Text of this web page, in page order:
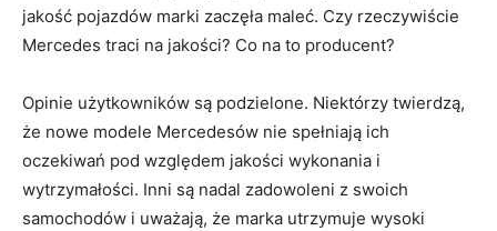
jakość pojazdów marki zaczęła ⁣maleć. Czy⁢ rzeczywiście
Mercedes traci na jakości? Co na⁤ to producent?
Opinie⁤ użytkowników są ⁣podzielone.⁤ Niektórzy twierdzą,
że nowe modele‌ Mercedesów nie spełniają ich
oczekiwań ⁢pod względem jakości​ wykonania i
wytrzymałości. Inni są nadal zadowoleni z‍ swoich
samochodów i uważają, że ‌marka ‍utrzymuje wysoki